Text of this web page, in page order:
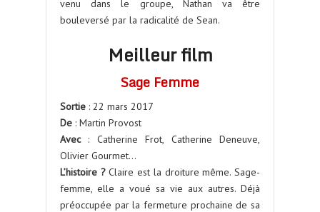
venu dans le groupe, Nathan va être
bouleversé par la radicalité de Sean.
Meilleur film
Sage Femme
Sortie : 22 mars 2017
De : Martin Provost
Avec: Catherine Frot, Catherine Deneuve,
Olivier Gourmet…
L’histoire ?Claire est la droiture même. Sage-
femme, elle a voué sa vie aux autres. Déjà
préoccupée par la fermeture prochaine de sa